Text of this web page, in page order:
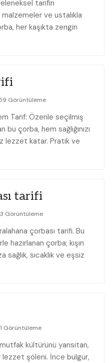
tarifin
ve ustalıkla
her kaşıkta zengin
Görüntüleme
Tarif: Özenle seçilmiş
çorba, hem sağlığınızı
lezzet katar. Pratik ve
tarifi
Görüntüleme
çorbası tarifi. Bu
hazırlanan çorba; kışın
sağlık, sıcaklık ve eşsiz
Görüntüleme
kültürünü yansıtan,
lezzet şöleni. İnce bulgur,